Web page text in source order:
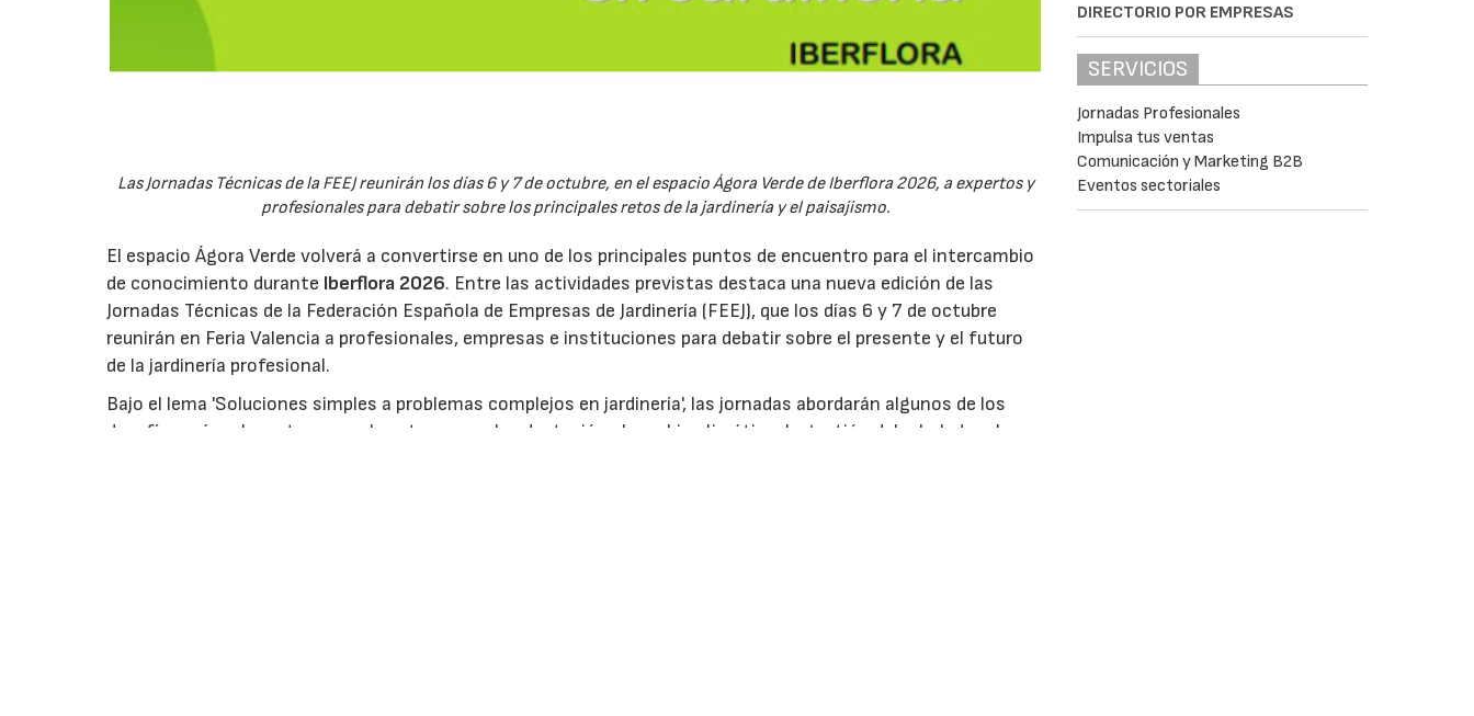
Las Jornadas Técnicas de la FEEJ reunirán los días 6 y 7 de octubre, en el espacio Ágora Verde de Iberflora 2026, a expertos y
profesionales para debatir sobre los principales retos de la jardinería y el paisajismo.
El espacio Ágora Verde volverá a convertirse en uno de los principales puntos de encuentro para el intercambio
de conocimiento durante Iberflora 2026. Entre las actividades previstas destaca una nueva edición de las
Jornadas Técnicas de la Federación Española de Empresas de Jardinería (FEEJ), que los días 6 y 7 de octubre
reunirán en Feria Valencia a profesionales, empresas e instituciones para debatir sobre el presente y el futuro
de la jardinería profesional.
Bajo el lema 'Soluciones simples a problemas complejos en jardinería', las jornadas abordarán algunos de los
desafíos más relevantes para el sector, como la adaptación al cambio climático, la gestión del arbolado urbano,
DIRECTORIO POR EMPRESAS
SERVICIOS
Jornadas Profesionales
Impulsa tus ventas
Comunicación y Marketing B2B
Eventos sectoriales